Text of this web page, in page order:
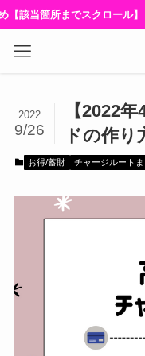
該当箇所までスクロール】
【2022
ドの作り
2022
9/26
お得/蓄財 チャージルート